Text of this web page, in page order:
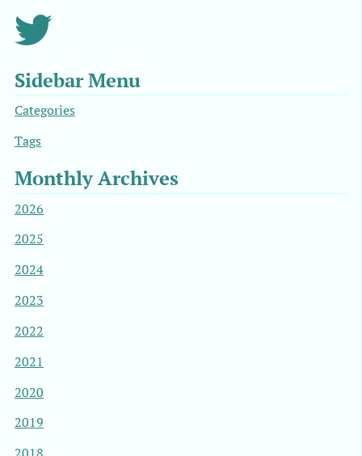
Sidebar Menu
Categories
Tags
Monthly Archives
2026
2025
2024
2023
2022
2021
2020
2019